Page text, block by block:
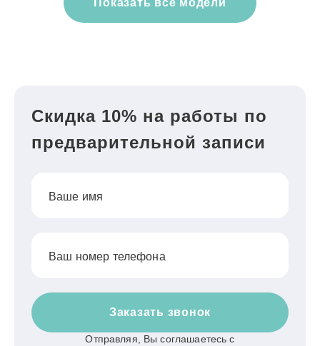
Показать все модели
Скидка 10% на работы по
предварительной записи
Ваше имя
Ваш номер телефона
Заказать звонок
Отправляя, Вы соглашаетесь с